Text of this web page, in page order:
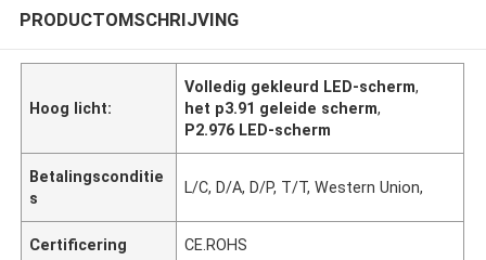
PRODUCTOMSCHRIJVING
Hoog licht:
Volledig gekleurd LED-scherm,
het p3.91 geleide scherm,
P2.976 LED-scherm
Betalingsconditie
s
L/C, D/A, D/P, T/T, Western Union,
Certificering CE.ROHS